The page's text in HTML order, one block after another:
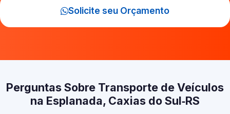
Solicite seu Orçamento
Perguntas Sobre Transporte de Veículos
na Esplanada, Caxias do Sul‑RS